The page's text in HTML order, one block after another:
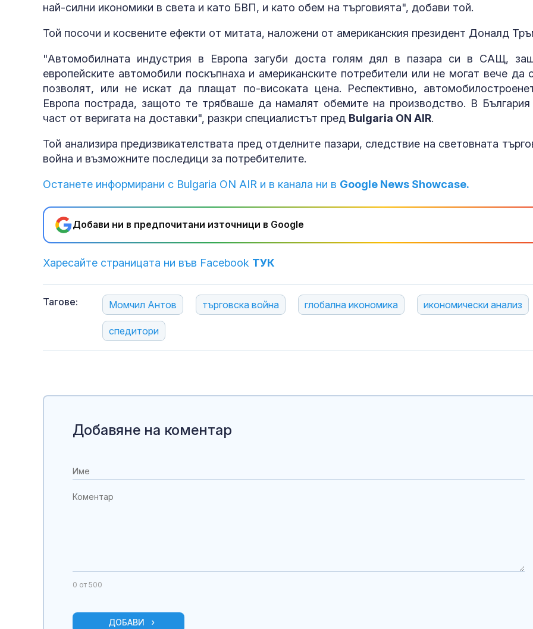
най-силни икономики в света и като БВП, и като обем на търговията", добави той.
Той посочи и косвените ефекти от митата, наложени от американския президент Доналд
"Автомобилната индустрия в Европа загуби доста голям дял в пазара си в САЩ,
европейските автомобили поскъпнаха и американските потребители или не могат вече да
позволят, или не искат да плащат по-високата цена. Респективно,
Европа пострада, защото те трябваше да намалят обемите на производство. В
част от веригата на доставки", разкри специалистът пред Bulgaria ON AIR.
Той анализира предизвикателствата пред отделните пазари, следствие на световната
война и възможните последици за потребителите.
Останете информирани с Bulgaria ON AIR и в канала ни в Google News Showcase.
Добави ни в предпочитани източници в Google
Харесайте страницата ни във Facebook ТУК
Тагове: Момчил Антов търговска война глобална икономика икономически анализ
спедитори
най-
досега
на
Слънцето
Няма
на АМ
Добавяне на коментар
0 от 500
ДОБАВИ